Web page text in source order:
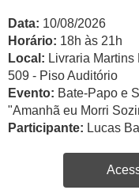
Data: 10/08/2026
Horário: 18h às 21h
Local: Livraria
509 - Piso Auditório
Evento: Bate-Papo e
"Amanhã eu Morri
Participante: Lucas